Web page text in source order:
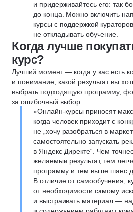
и придерживайтесь его: так
до конца. Можно включить
курсы с поддержкой
не откладывать обучение.
Когда лучше
курс?
Лучший момент — когда у вас есть
и понимание, какой результат вы
выбрать подходящую программу,
за ошибочный выбор.
«Онлайн-курсы приносят
когда человек приходит с
не „хочу разобраться в
самостоятельно запускать
в Яндекс Директе“. Чем
желаемый результат, тем
программу и тем выше шанс
В отличие от самообучения,
от необходимости самому
и выстраивать материал —